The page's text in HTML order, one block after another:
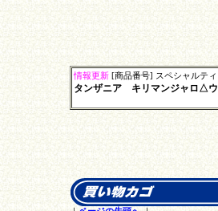
情報更新 [商品番号] スペシャルテ
タンザニア キリマンジャロ△ウ